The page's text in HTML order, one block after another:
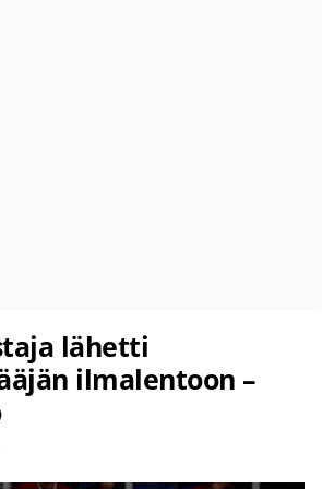
lähetti
ilmalentoon –